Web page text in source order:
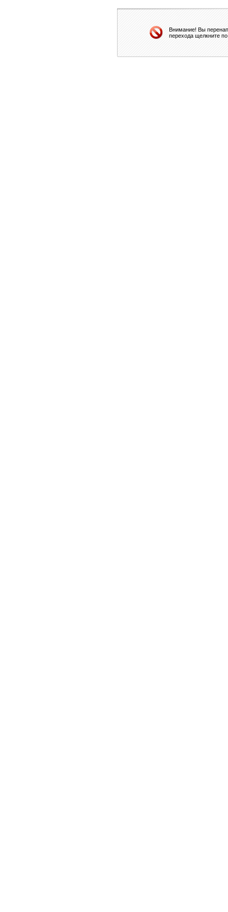
Внимание! Вы
перехода щелкните